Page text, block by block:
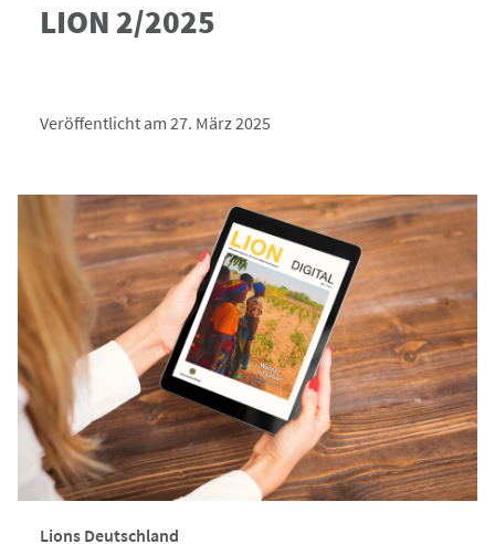
LION 2/2025
Veröffentlicht am 27. März 2025
Lions Deutschland